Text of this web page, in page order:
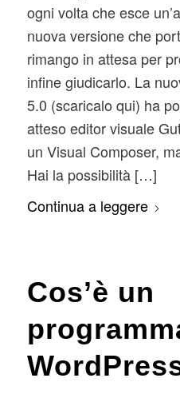
ogni volta che esce
nuova versione che
rimango in attesa per
infine giudicarlo. La
5.0 (scaricalo qui) ha
atteso editor visuale
un Visual Composer,
Hai la possibilità […]
Continua a leggere
Cos’è un